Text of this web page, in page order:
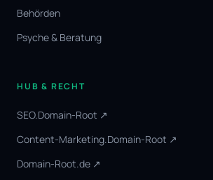
Behörden
Psyche & Beratung
HUB & RECHT
SEO.Domain-Root ↗
Content-Marketing.Domain-Root ↗
Domain-Root.de ↗